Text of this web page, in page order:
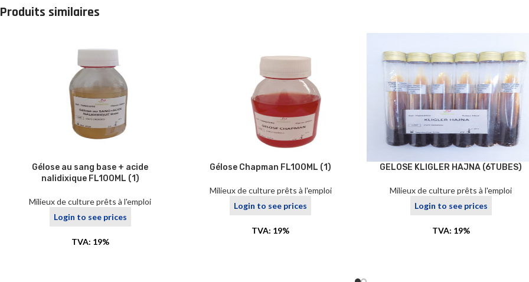
Produits similaires
Gélose au sang base + acide
nalidixique FL100ML (1)
Milieux de culture prêts à l'emploi
Login to see prices
TVA: 19%
Gélose Chapman FL100ML (1)
Milieux de culture prêts à l'emploi
Login to see prices
TVA: 19%
GELOSE KLIGLER HAJNA (6TUBES)
Milieux de culture prêts à l'emploi
Login to see prices
TVA: 19%